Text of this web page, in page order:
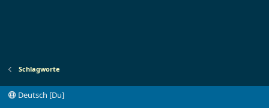
Schlagworte
Deutsch [Du]